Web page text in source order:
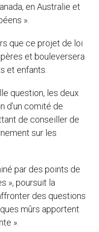
en Australie et
».
que ce projet de loi
et bouleversera
et enfants.
question, les deux
d’un comité de
de conseiller de
sur les
par des points de
», poursuit la
des questions
mûrs apportent
».